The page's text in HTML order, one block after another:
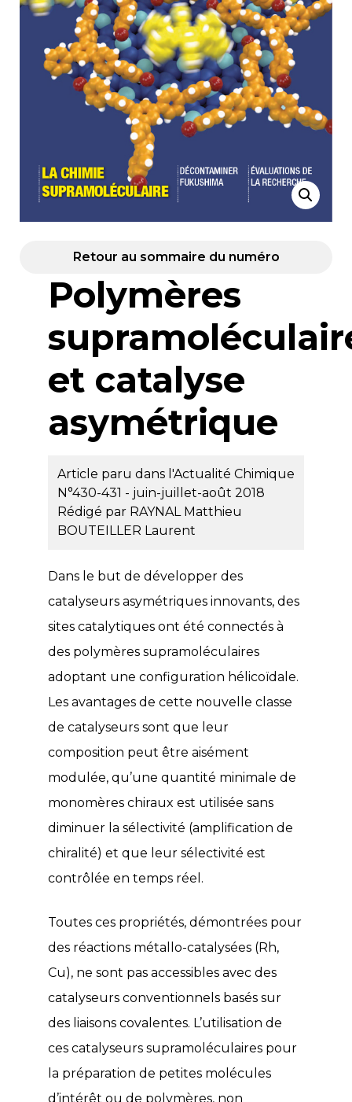
Retour au sommaire du numéro
Polymères
et catalyse
asymétrique
Article paru dans l'Actualité Chimique
N°430-431 - juin-juillet-août 2018
Rédigé par RAYNAL Matthieu
BOUTEILLER Laurent
Dans le but de développer des
catalyseurs asymétriques innovants, des
sites catalytiques ont été connectés à
des polymères supramoléculaires
adoptant une configuration hélicoïdale.
Les avantages de cette nouvelle classe
de catalyseurs sont que leur
composition peut être aisément
modulée, qu’une quantité minimale de
monomères chiraux est utilisée sans
diminuer la sélectivité (amplification de
chiralité) et que leur sélectivité est
contrôlée en temps réel.
Toutes ces propriétés, démontrées pour
des réactions métallo-catalysées (Rh,
Cu), ne sont pas accessibles avec des
catalyseurs conventionnels basés sur
des liaisons covalentes. L’utilisation de
ces catalyseurs supramoléculaires pour
la préparation de petites molécules
d’intérêt ou de polymères, non